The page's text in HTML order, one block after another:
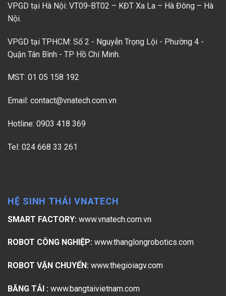
VPGD tại Hà Nội: VT09-BT02 – KĐT Xa La – Hà Đông – Hà
Nội.
VPGD tại TPHCM: Số 2 - Nguyễn Trọng Lội - Phường 4 -
Quận Tân Bình - TP Hồ Chí Minh.
MST: 01 05 158 192
Email: contact@vnatech.com.vn
Hotline: 0903 418 369
Tel: 024 668 33 261
HỆ SINH THÁI VNATECH
SMART FACTORY: www.vnatech.com.vn
ROBOT CÔNG NGHIỆP: www.thanglongrobotics.com
ROBOT VẬN CHUYỂN: www.thegioiagv.com
BĂNG TẢI : www.bangtaivietnam.com